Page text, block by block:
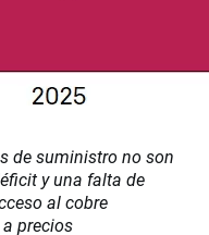
de suministro no son
y una falta de
al cobre
precios